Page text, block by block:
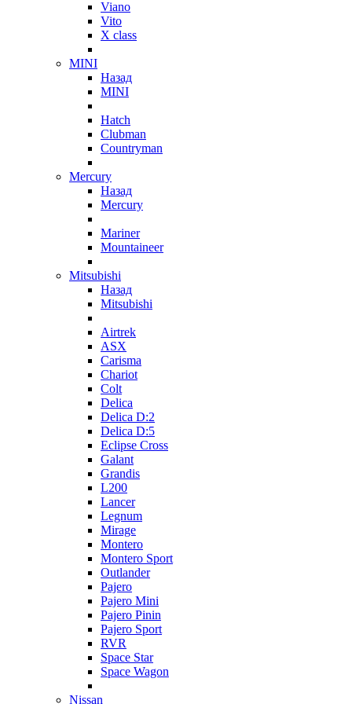
Viano
Vito
X class
MINI
Назад
MINI
Hatch
Clubman
Countryman
Mercury
Назад
Mercury
Mariner
Mountaineer
Mitsubishi
Назад
Mitsubishi
Airtrek
ASX
Carisma
Chariot
Colt
Delica
Delica D:2
Delica D:5
Eclipse Cross
Galant
Grandis
L200
Lancer
Legnum
Mirage
Montero
Montero Sport
Outlander
Pajero
Pajero Mini
Pajero Pinin
Pajero Sport
RVR
Space Star
Space Wagon
Nissan